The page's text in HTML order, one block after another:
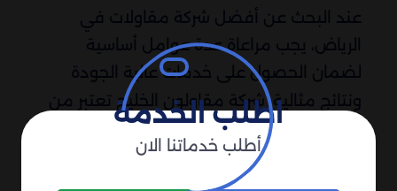
عند البحث عن أفضل شركة مقاولات في
الرياض، يجب مراعاة عدة عوامل أساسية
لضمان الحصول على خدمات عالية الجودة
ونتائج مثالية. شركة مقاولون الخليج تعتبر من
أبرز شركات المقاولات العامة في الرياض
والمملكة العربية السعودية، حيث تمتلك خبرة
طويلة في تنفيذ كافة أنواع المشاريع، سواء
اطلب الخدمة
أطلب خدماتنا الان